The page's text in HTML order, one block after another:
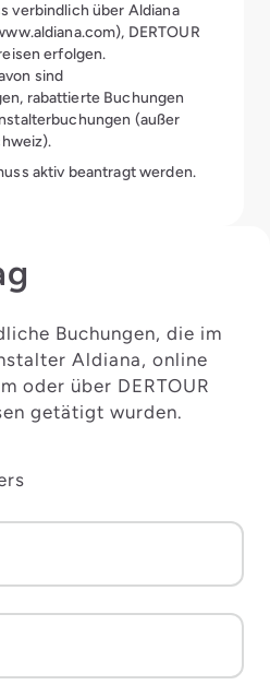
verbindlich über Aldiana
DERTOUR
erfolgen.
sind
rabattierte Buchungen
(außer
aktiv beantragt werden.
Buchungen, die im
Aldiana, online
oder über DERTOUR
getätigt wurden.